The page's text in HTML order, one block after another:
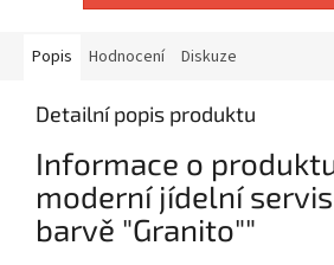
Popis Hodnocení Diskuze
Detailní popis produktu
Informace o
moderní jídelní
barvě "Granito""